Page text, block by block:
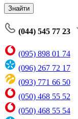
Знайти
(044) 545 77 23
(095) 898 01 74
(096) 267 72 17
(093) 771 66 50
(050) 468 55 52
(050) 468 55 54